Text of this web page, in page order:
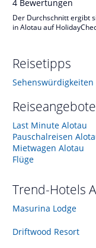
4 Bewertungen
Der Durchschnitt ergibt
in Alotau auf
Reisetipps
Sehenswürdigkeiten
Reiseangebote
Last Minute Alotau
Pauschalreisen
Mietwagen Alotau
Flüge
Trend-Hotels
Masurina Lodge
Driftwood Resort